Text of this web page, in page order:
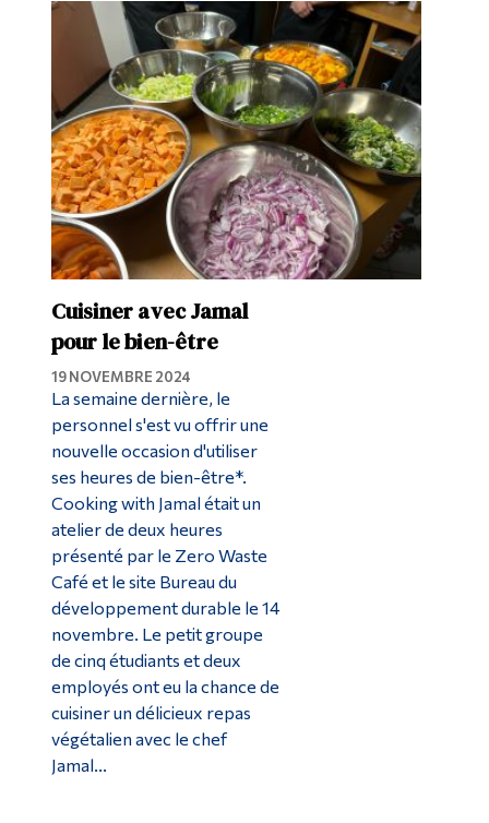
Cuisiner avec Jamal
pour le bien-être
19 NOVEMBRE 2024
La semaine dernière, le
personnel s'est vu offrir une
nouvelle occasion d'utiliser
ses heures de bien-être*.
Cooking with Jamal était un
atelier de deux heures
présenté par le Zero Waste
Café et le site Bureau du
développement durable le 14
novembre. Le petit groupe
de cinq étudiants et deux
employés ont eu la chance de
cuisiner un délicieux repas
végétalien avec le chef
Jamal...